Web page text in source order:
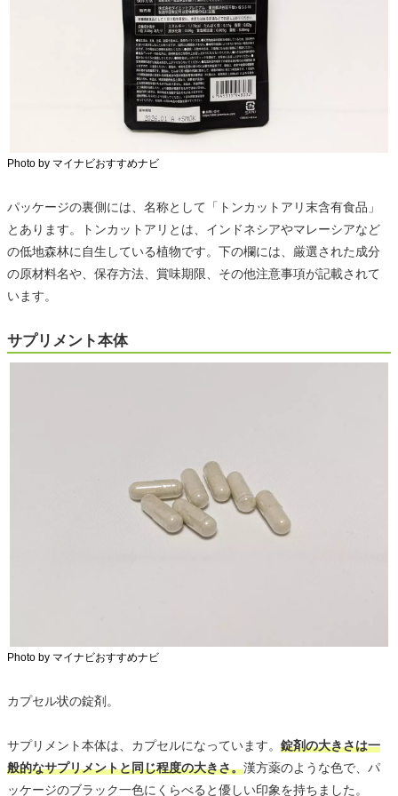
Photo by マイナビおすすめナビ
パッケージの裏側には、名称として「トンカットアリ末含有食品」
とあります。トンカットアリとは、インドネシアやマレーシアなど
の低地森林に自生している植物です。下の欄には、厳選された成分
の原材料名や、保存方法、賞味期限、その他注意事項が記載されて
います。
サプリメント本体
Photo by マイナビおすすめナビ
カプセル状の錠剤。
サプリメント本体は、カプセルになっています。 錠剤の大きさは一
般的なサプリメントと同じ程度の大きさ。漢方薬のような色で、パ
ッケージのブラック一色にくらべると優しい印象を持ちました。